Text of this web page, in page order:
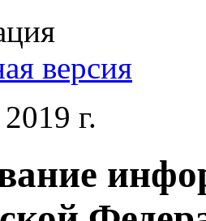
версия
г.